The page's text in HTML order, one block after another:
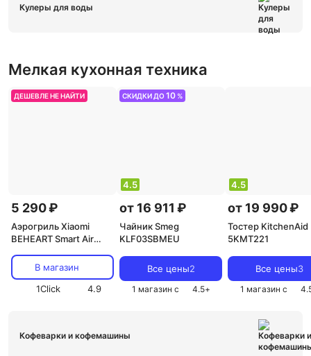
Кулеры для воды
Мелкая кухонная техника
ДЕШЕВЛЕ НЕ НАЙТИ
5 290 ₽
Аэрогриль Xiaomi
BEHEART Smart Air
EU, WhiteВ магазин
1Click
4.9
СКИДКИ ДО10 %
4.5
от 16 911 ₽
Чайник Smeg
KLF03SBMEU
Все цены2
1 магазин с 4.5+
4.5
от 19 990 ₽
Тостер KitchenAid
5KMT221
Все цены3
1 магазин с
Кофеварки и кофемашины